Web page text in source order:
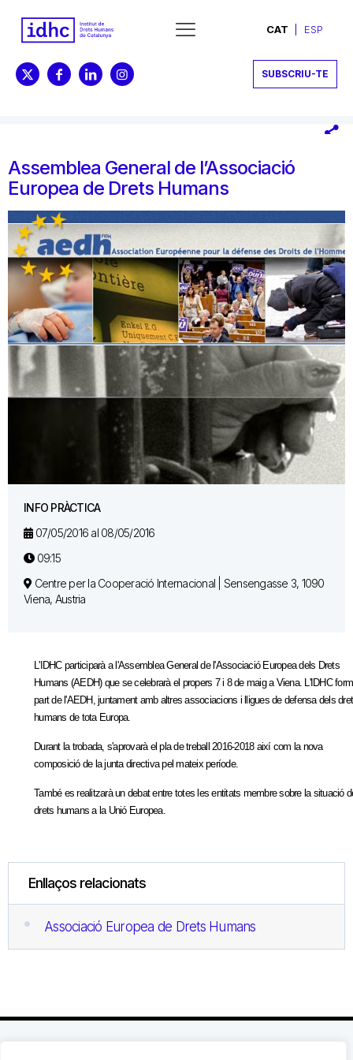
CAT ESP
SUBSCRIU-TE
Assemblea General de l’Associació
Europea de Drets Humans
INFO PRÀCTICA
07/05/2016 al 08/05/2016
09:15
Centre per la Cooperació Internacional | Sensengasse 3, 1090
Viena, Austria
L'IDHC participarà a l'Assemblea General de l'Associació Europea dels Drets
Humans (AEDH) que se celebrarà el propers 7 i 8 de maig a Viena. L'IDHC
part de l'AEDH, juntament amb altres associacions i lligues de defensa dels
humans de tota Europa.
Durant la trobada, s'aprovarà el pla de treball 2016-2018 així com la nova
composició de la junta directiva pel mateix període.
També es realitzarà un debat entre totes les entitats membre sobre la situació
drets humans a la Unió Europea.
Enllaços relacionats
Associació Europea de Drets Humans